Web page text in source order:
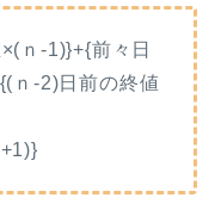
ｎ-1)}+{前々日
ｎ-2)日前の終値